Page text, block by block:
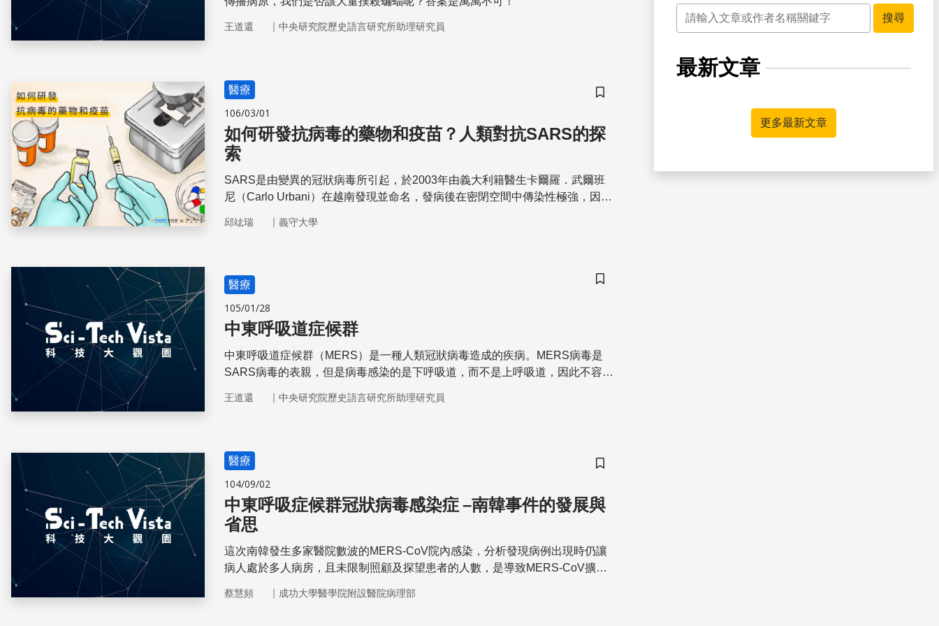
王道還 ｜ 中央研究院歷史語言研究所助理研究員
儲存書籤
醫療
106/03/01
如何研發抗病毒的藥物和疫苗？人類對抗SARS的探
索
SARS是由變異的冠狀病毒所引起，於2003年由義大利籍醫生卡爾羅．武爾班
尼（Carlo Urbani）在越南發現並命名，發病後在密閉空間中傳染性極強，因此
不僅有助對抗SARS疫情，同時更促成跨國、跨領域的國際合作，成為未來因應
邱竑瑞 ｜ 義守大學
儲存書籤
醫療
105/01/28
中東呼吸道症候群
中東呼吸道症候群（MERS）是一種人類冠狀病毒造成的疾病。MERS病毒是
SARS病毒的表親，但是病毒感染的是下呼吸道，而不是上呼吸道，因此不容易
王道還 ｜ 中央研究院歷史語言研究所助理研究員
儲存書籤
醫療
104/09/02
中東呼吸症候群冠狀病毒感染症 –南韓事件的發展與
省思
這次南韓發生多家醫院數波的MERS-CoV院內感染，分析發現病例出現時仍讓
病人處於多人病房，且未限制照顧及探望患者的人數，是導致MERS-CoV擴散
蔡慧頻 ｜ 成功大學醫學院附設醫院病理部
關鍵字
搜尋
最新文章
更多最新文章